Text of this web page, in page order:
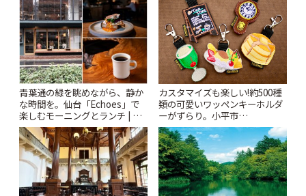
青葉通の緑を眺めながら、静か
な時間を。仙台「Echoes」で
楽しむモーニングとランチ | こ
とりっぷ
カスタマイズも楽しい!約500種
類の可愛いワッペンキーホルダ
ーがずらり。小平市
「Kimamaya T&K」 | ことりっ
ぷ